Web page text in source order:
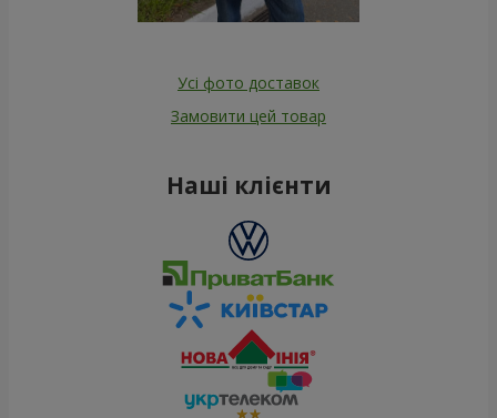
Усі фото доставок
Замовити цей товар
Наші клієнти